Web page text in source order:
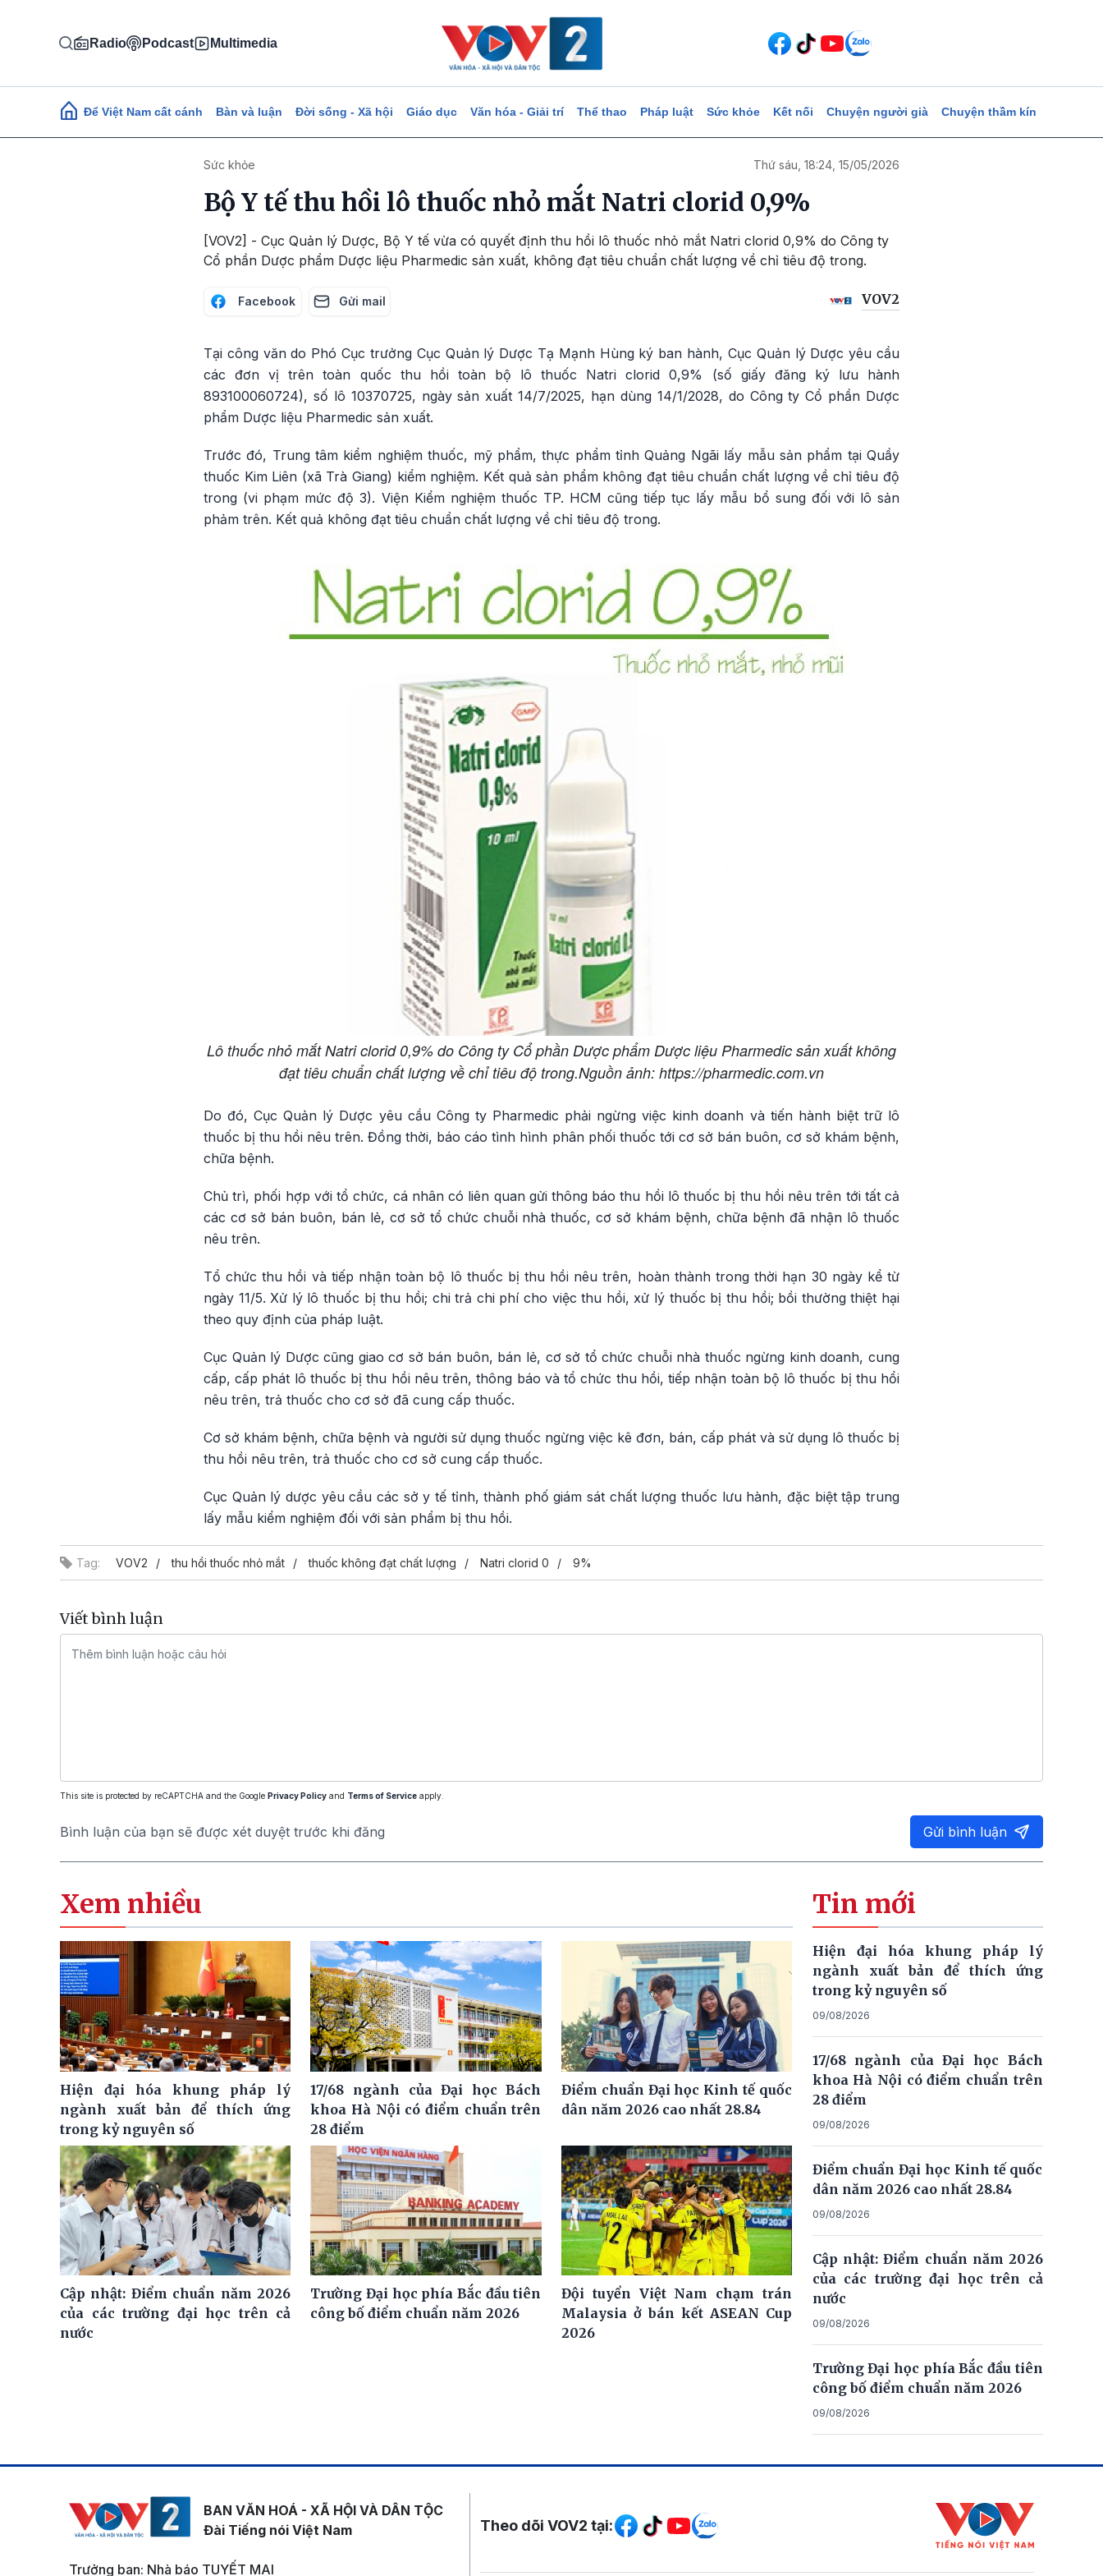
Radio Podcast Multimedia
Main navigation
Để Việt Nam cất cánh Bàn và luận Đời sống - Xã hội Giáo dục Văn hóa - Giải trí Thể thao Pháp luật Sức khỏe Kết nối Chuyện người già Chuyện thầm kín
Sức khỏe Thứ sáu, 18:24, 15/05/2026
Bộ Y tế thu hồi lô thuốc nhỏ mắt Natri clorid 0,9%
[VOV2] - Cục Quản lý Dược, Bộ Y tế vừa có quyết định thu hồi lô thuốc nhỏ mắt Natri clorid 0,9% do Công ty
Cổ phần Dược phẩm Dược liệu Pharmedic sản xuất, không đạt tiêu chuẩn chất lượng về chỉ tiêu độ trong.
Facebook Gửi mail VOV2
Tại công văn do Phó Cục trưởng Cục Quản lý Dược Tạ Mạnh Hùng ký ban hành, Cục Quản lý Dược yêu cầu
các đơn vị trên toàn quốc thu hồi toàn bộ lô thuốc Natri clorid 0,9% (số giấy đăng ký lưu hành
893100060724), số lô 10370725, ngày sản xuất 14/7/2025, hạn dùng 14/1/2028, do Công ty Cổ phần Dược
phẩm Dược liệu Pharmedic sản xuất.
Trước đó, Trung tâm kiểm nghiệm thuốc, mỹ phẩm, thực phẩm tỉnh Quảng Ngãi lấy mẫu sản phẩm tại Quầy
thuốc Kim Liên (xã Trà Giang) kiểm nghiệm. Kết quả sản phẩm không đạt tiêu chuẩn chất lượng về chỉ tiêu độ
trong (vi phạm mức độ 3). Viện Kiểm nghiệm thuốc TP. HCM cũng tiếp tục lấy mẫu bổ sung đối với lô sản
phảm trên. Kết quả không đạt tiêu chuẩn chất lượng về chỉ tiêu độ trong.
Lô thuốc nhỏ mắt Natri clorid 0,9% do Công ty Cổ phần Dược phẩm Dược liệu Pharmedic sản xuất không
đạt tiêu chuẩn chất lượng về chỉ tiêu độ trong.Nguồn ảnh: https://pharmedic.com.vn
Do đó, Cục Quản lý Dược yêu cầu Công ty Pharmedic phải ngừng việc kinh doanh và tiến hành biệt trữ lô
thuốc bị thu hồi nêu trên. Đồng thời, báo cáo tình hình phân phối thuốc tới cơ sở bán buôn, cơ sở khám bệnh,
chữa bệnh.
Chủ trì, phối hợp với tổ chức, cá nhân có liên quan gửi thông báo thu hồi lô thuốc bị thu hồi nêu trên tới tất cả
các cơ sở bán buôn, bán lẻ, cơ sở tổ chức chuỗi nhà thuốc, cơ sở khám bệnh, chữa bệnh đã nhận lô thuốc
nêu trên.
Tổ chức thu hồi và tiếp nhận toàn bộ lô thuốc bị thu hồi nêu trên, hoàn thành trong thời hạn 30 ngày kể từ
ngày 11/5. Xử lý lô thuốc bị thu hồi; chi trả chi phí cho việc thu hồi, xử lý thuốc bị thu hồi; bồi thường thiệt hại
theo quy định của pháp luật.
Cục Quản lý Dược cũng giao cơ sở bán buôn, bán lẻ, cơ sở tổ chức chuỗi nhà thuốc ngừng kinh doanh, cung
cấp, cấp phát lô thuốc bị thu hồi nêu trên, thông báo và tổ chức thu hồi, tiếp nhận toàn bộ lô thuốc bị thu hổi
nêu trên, trả thuốc cho cơ sở đã cung cấp thuốc.
Cơ sở khám bệnh, chữa bệnh và người sử dụng thuốc ngừng việc kê đơn, bán, cấp phát và sử dụng lô thuốc bị
thu hồi nêu trên, trả thuốc cho cơ sở cung cấp thuốc.
Cục Quản lý dược yêu cầu các sở y tế tỉnh, thành phố giám sát chất lượng thuốc lưu hành, đặc biệt tập trung
lấy mẫu kiểm nghiệm đối với sản phẩm bị thu hồi.
Tag: VOV2 thu hồi thuốc nhỏ mắt thuốc không đạt chất lượng Natri clorid 0 9%
Viết bình luận
This site is protected by reCAPTCHA and the Google Privacy Policy and Terms of Service apply.
Bình luận của bạn sẽ được xét duyệt trước khi đăng Gửi bình luận
Xem nhiều
Hiện đại hóa khung pháp lý
ngành xuất bản để thích ứng
trong kỷ nguyên số
17/68 ngành của Đại học Bách
khoa Hà Nội có điểm chuẩn trên
28 điểm
Điểm chuẩn Đại học Kinh tế quốc
dân năm 2026 cao nhất 28.84
Cập nhật: Điểm chuẩn năm 2026
của các trường đại học trên cả
nước
Trường Đại học phía Bắc đầu tiên
công bố điểm chuẩn năm 2026
Đội tuyển Việt Nam chạm trán
Malaysia ở bán kết ASEAN Cup
2026
Tin mới
Hiện đại hóa khung pháp lý
ngành xuất bản để thích ứng
trong kỷ nguyên số
09/08/2026
17/68 ngành của Đại học Bách
khoa Hà Nội có điểm chuẩn trên
28 điểm
09/08/2026
Điểm chuẩn Đại học Kinh tế quốc
dân năm 2026 cao nhất 28.84
09/08/2026
Cập nhật: Điểm chuẩn năm 2026
của các trường đại học trên cả
nước
09/08/2026
Trường Đại học phía Bắc đầu tiên
công bố điểm chuẩn năm 2026
09/08/2026
BAN VĂN HOÁ - XÃ HỘI VÀ DÂN TỘC
Đài Tiếng nói Việt Nam
Trưởng ban: Nhà báo TUYẾT MAI
Mạng xã hội
Theo dõi VOV2 tại: